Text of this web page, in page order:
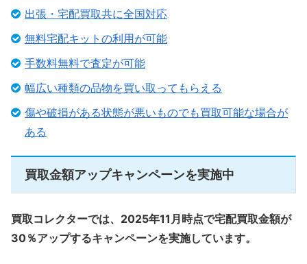
出張・宅配買取共に全国対応
無料宅配キットの利用が可能
手数料無料で査定が可能
幅広い種類の品物を買い取ってもらえる
傷や破損がある状態が悪いものでも買取可能な場合が
ある
買取金額アップキャンペーンを実施中
買取コレクターでは、2025年11月時点で宅配買取金額が
30％アップするキャンペーンを実施しています。